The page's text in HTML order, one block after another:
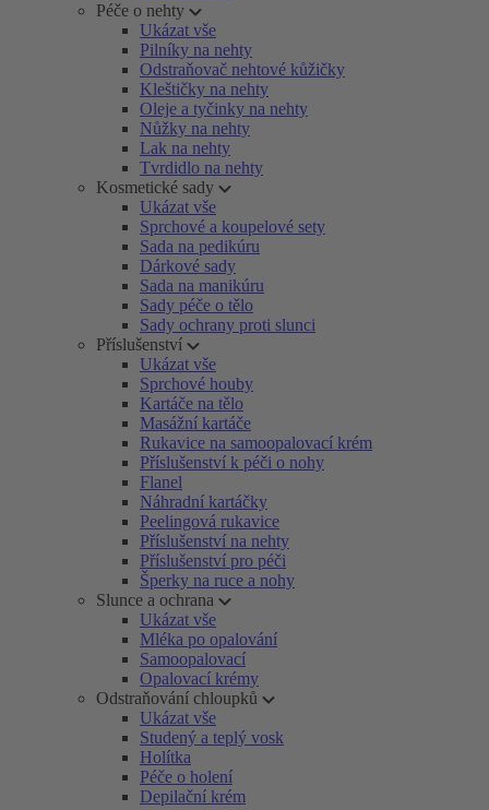
Péče o nehty
Ukázat vše
Pilníky na nehty
Odstraňovač nehtové kůžičky
Kleštičky na nehty
Oleje a tyčinky na nehty
Nůžky na nehty
Lak na nehty
Tvrdidlo na nehty
Kosmetické sady
Ukázat vše
Sprchové a koupelové sety
Sada na pedikúru
Dárkové sady
Sada na manikúru
Sady péče o tělo
Sady ochrany proti slunci
Příslušenství
Ukázat vše
Sprchové houby
Kartáče na tělo
Masážní kartáče
Rukavice na samoopalovací krém
Příslušenství k péči o nohy
Flanel
Náhradní kartáčky
Peelingová rukavice
Příslušenství na nehty
Příslušenství pro péči
Šperky na ruce a nohy
Slunce a ochrana
Ukázat vše
Mléka po opalování
Samoopalovací
Opalovací krémy
Odstraňování chloupků
Ukázat vše
Studený a teplý vosk
Holítka
Péče o holení
Depilační krém